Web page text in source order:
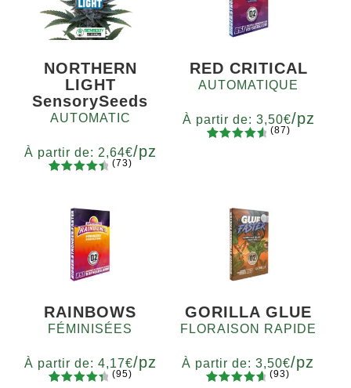
NORTHERN
LIGHT
SensorySeeds
AUTOMATIC
À partir de: 2,64€/pz
5 basé
sur
notations
client
(73)
RED CRITICAL
AUTOMATIQUE
À partir de: 3,50€/pz
client
(87)
RAINBOWS
FÉMINISÉES
À partir de: 4,17€/pz
(95)
GORILLA GLUE
FLORAISON RAPIDE
À partir de:3,50€/pz
(93)